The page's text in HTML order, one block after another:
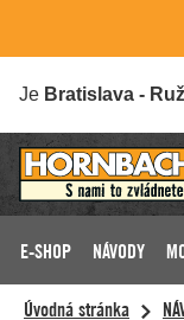
Je Bratislava -
E-SHOP NÁVODY